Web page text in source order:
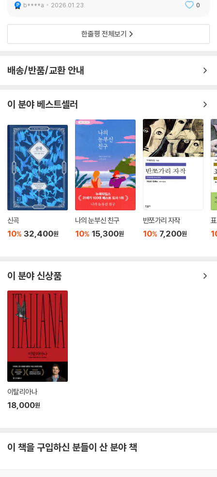
b****a 2026.01.23. 0
한줄평 전체보기
배송/반품/교환 안내
이 분야 베스트셀러
신곡
10% 32,400원
나의 눈부신 친구
10% 15,300원
반쪼가리 자작
10% 7,200원
이 분야 신상품
이탈리아나
18,000원
이 책을 구입하신 분들이 산 분야 책